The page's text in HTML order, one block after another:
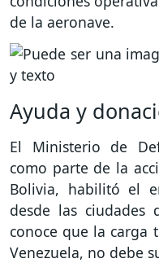
de la aeronave.
Ayuda y
El Ministerio de
como parte de la
Bolivia, habilitó el
desde las ciudades
conoce que la carga
Venezuela, no debe